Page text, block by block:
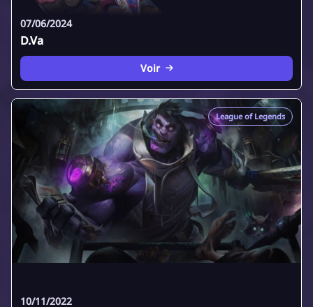
07/06/2024
D.Va
Voir
League of Legends
10/11/2022